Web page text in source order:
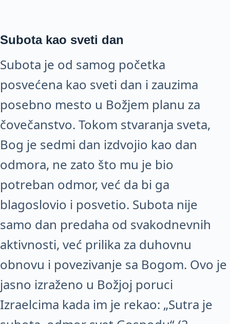
Subota kao sveti dan
Subota je od samog početka
posvećena kao sveti dan i zauzima
posebno mesto u Božjem planu za
čovečanstvo. Tokom stvaranja sveta,
Bog je sedmi dan izdvojio kao dan
odmora, ne zato što mu je bio
potreban odmor, već da bi ga
blagoslovio i posvetio. Subota nije
samo dan predaha od svakodnevnih
aktivnosti, već prilika za duhovnu
obnovu i povezivanje sa Bogom. Ovo je
jasno izraženo u Božjoj poruci
Izraelcima kada im je rekao: „Sutra je